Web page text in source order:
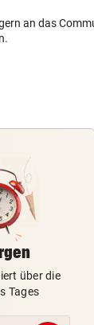
an das
über die
Tages